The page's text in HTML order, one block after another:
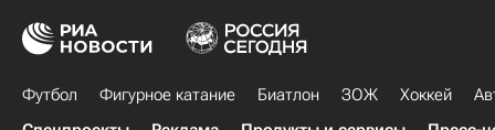
Футбол Фигурное катание Биатлон ЗОЖ Хоккей